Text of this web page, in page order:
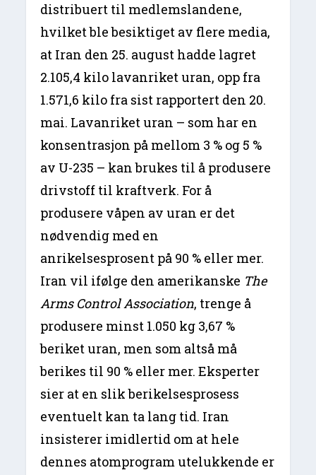
distribuert til medlemslandene,
hvilket ble besiktiget av flere media,
at Iran den 25. august hadde lagret
2.105,4 kilo lavanriket uran, opp fra
1.571,6 kilo fra sist rapportert den 20.
mai. Lavanriket uran – som har en
konsentrasjon på mellom 3 % og 5 %
av U-235 – kan brukes til å produsere
drivstoff til kraftverk. For å
produsere våpen av uran er det
nødvendig med en
anrikelsesprosent på 90 % eller mer.
Iran vil ifølge den amerikanske The
Arms Control Association, trenge å
produsere minst 1.050 kg 3,67 %
beriket uran, men som altså må
berikes til 90 % eller mer. Eksperter
sier at en slik berikelsesprosess
eventuelt kan ta lang tid. Iran
insisterer imidlertid om at hele
dennes atomprogram utelukkende er